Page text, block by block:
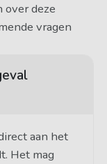
over deze
vragen
aan het
Het mag